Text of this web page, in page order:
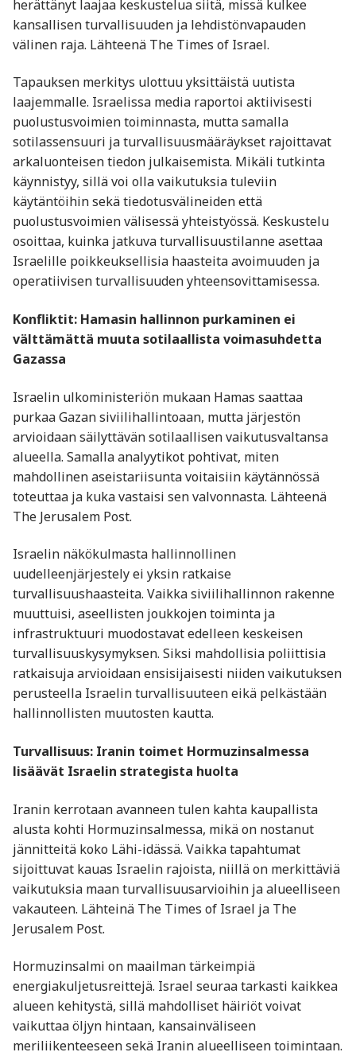
herättänyt laajaa keskustelua siitä, missä kulkee
kansallisen turvallisuuden ja lehdistönvapauden
välinen raja. Lähteenä The Times of Israel.
Tapauksen merkitys ulottuu yksittäistä uutista
laajemmalle. Israelissa media raportoi aktiivisesti
puolustusvoimien toiminnasta, mutta samalla
sotilassensuuri ja turvallisuusmääräykset rajoittavat
arkaluonteisen tiedon julkaisemista. Mikäli tutkinta
käynnistyy, sillä voi olla vaikutuksia tuleviin
käytäntöihin sekä tiedotusvälineiden että
puolustusvoimien välisessä yhteistyössä. Keskustelu
osoittaa, kuinka jatkuva turvallisuustilanne asettaa
Israelille poikkeuksellisia haasteita avoimuuden ja
operatiivisen turvallisuuden yhteensovittamisessa.
Konfliktit: Hamasin hallinnon purkaminen ei
välttämättä muuta sotilaallista voimasuhdetta
Gazassa
Israelin ulkoministeriön mukaan Hamas saattaa
purkaa Gazan siviilihallintoaan, mutta järjestön
arvioidaan säilyttävän sotilaallisen vaikutusvaltansa
alueella. Samalla analyytikot pohtivat, miten
mahdollinen aseistariisunta voitaisiin käytännössä
toteuttaa ja kuka vastaisi sen valvonnasta. Lähteenä
The Jerusalem Post.
Israelin näkökulmasta hallinnollinen
uudelleenjärjestely ei yksin ratkaise
turvallisuushaasteita. Vaikka siviilihallinnon rakenne
muuttuisi, aseellisten joukkojen toiminta ja
infrastruktuuri muodostavat edelleen keskeisen
turvallisuuskysymyksen. Siksi mahdollisia poliittisia
ratkaisuja arvioidaan ensisijaisesti niiden vaikutuksen
perusteella Israelin turvallisuuteen eikä pelkästään
hallinnollisten muutosten kautta.
Turvallisuus: Iranin toimet Hormuzinsalmessa
lisäävät Israelin strategista huolta
Iranin kerrotaan avanneen tulen kahta kaupallista
alusta kohti Hormuzinsalmessa, mikä on nostanut
jännitteitä koko Lähi-idässä. Vaikka tapahtumat
sijoittuvat kauas Israelin rajoista, niillä on merkittäviä
vaikutuksia maan turvallisuusarvioihin ja alueelliseen
vakauteen. Lähteinä The Times of Israel ja The
Jerusalem Post.
Hormuzinsalmi on maailman tärkeimpiä
energiakuljetusreittejä. Israel seuraa tarkasti kaikkea
alueen kehitystä, sillä mahdolliset häiriöt voivat
vaikuttaa öljyn hintaan, kansainväliseen
meriliikenteeseen sekä Iranin alueelliseen toimintaan.